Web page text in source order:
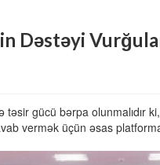
Dəstəyi
gücü bərpa olunmalıdır
vermək üçün əsas